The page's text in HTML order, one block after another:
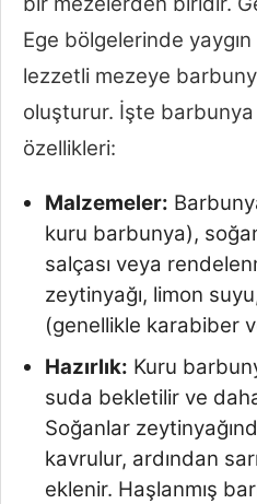
Ege bölgelerinde
lezzetli mezeye
oluşturur. İşte barbunya
özellikleri:
Malzemeler:
kuru barbunya),
salçası veya
zeytinyağı, limon
(genellikle karabiber
Hazırlık: Kuru
suda bekletilir ve
Soğanlar
kavrulur, ardından
eklenir. Haşlanmış